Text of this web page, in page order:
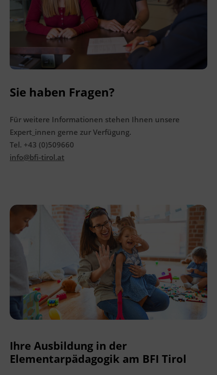
Ingenieurzertifizierung
BFI Reutte
BFI Schwaz
Sie haben Fragen?
Für weitere Informationen stehen Ihnen unsere
Expert_innen gerne zur Verfügung.
Tel. +43 (0)509660
info@bfi-tirol.at
Ihre Ausbildung in der
Elementarpädagogik am BFI Tirol